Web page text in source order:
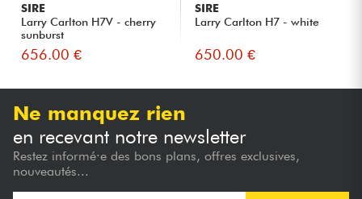
SIRE
Larry Carlton H7V - cherry
sunburst
656.00 €
SIRE
Larry Carlton H7 - white
650.00 €
Ne manquez rien
en recevant notre newsletter
Restez informé·e des bons plans, offres exclusives,
nouveautés...